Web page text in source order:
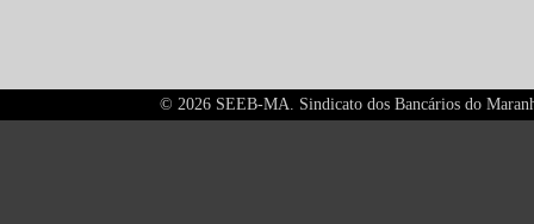
© 2026 SEEB-MA. Sindicato dos Bancários do